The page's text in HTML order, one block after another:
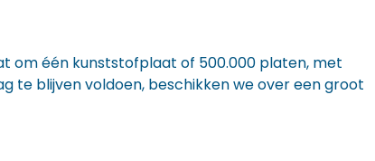
om één kunststofplaat of 500.000 platen, met
te blijven voldoen, beschikken we over een groot